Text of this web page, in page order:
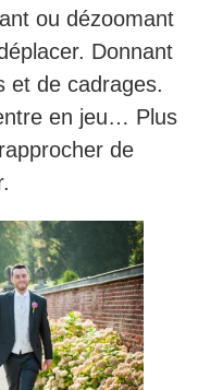
ou dézoomant
Donnant
et de cadrages.
en jeu… Plus
de